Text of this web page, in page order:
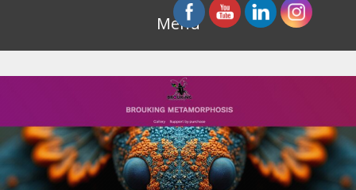
Menu